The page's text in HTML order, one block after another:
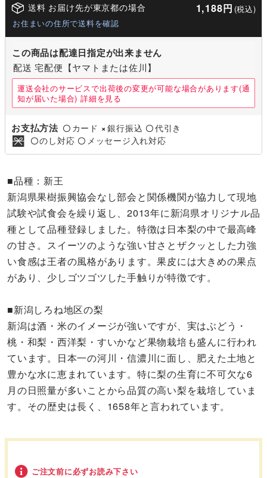
送料 お届け先が東京都の場合 1,188円 (税込)
お住まいの住所で送料を確認
この商品は配達日指定が出来ません
配送 宅配便【ヤマトまたは佐川】
運送会社のサービスで出荷後の変更が可能な場合があります(通
知が届いた場合) 詳細を見る
お支払方法 〇 カード × 銀行振込 〇代引き
〇のし対応 〇 メッセージ入れ対応
■品種：新王
新潟県果樹振興協会なし部会と関係機関が協力して現地
試験や試食会を繰り返し、2013年に新潟県オリジナル品
種として品種登録しました。特徴は日本梨の中で最高峰
の甘さ。スイーツのような強い甘さとザクッとした力強
い食感は王者の風格があります。果皮には大きめの果点
があり、少しゴツゴツした手触りが特徴です。
■新潟しろね地区の梨
新潟は酒・米のイメージが強いですが、実はぶどう・
桃・和梨・西洋梨・すいかなど果物栽培も盛んに行われ
ています。日本一の河川・信濃川に面し、肥えた土地と
豊かな水に恵まれています。特に梨の生育に不可欠な6
月の日照量が多いことから品質の高い梨を栽培していま
す。その歴史は長く、1658年と言われています。
ご注文前に必ずお読み下さい